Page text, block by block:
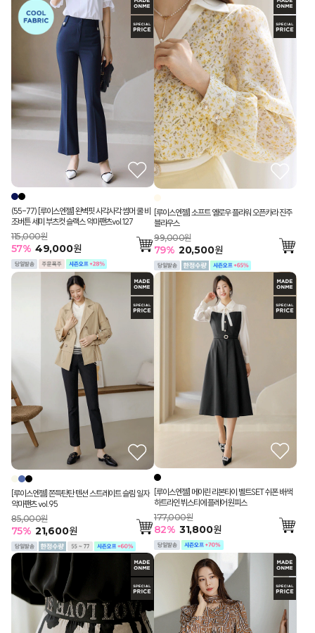
(55-77) [루이스엔젤] 완벽핏 사각사각 썸머 쿨 비
조버튼 세미 부츠컷 슬랙스 악마팬츠vol.127
115,000원
57% 49,000원
[루이스엔젤] 소프트 옐로우 플라워 오픈카라 진주
블라우스
99,000원
79% 20,500원
[루이스엔젤] 쫀득탄탄 텐션 스트레이트 슬림 일자
악마팬츠 vol.95
85,000원
75% 21,600원
[루이스엔젤] 메이린 리본타이 벨트SET 쉬폰 배색
하트라인 뷔스티에 플레어 원피스
177,000원
82% 31,800원